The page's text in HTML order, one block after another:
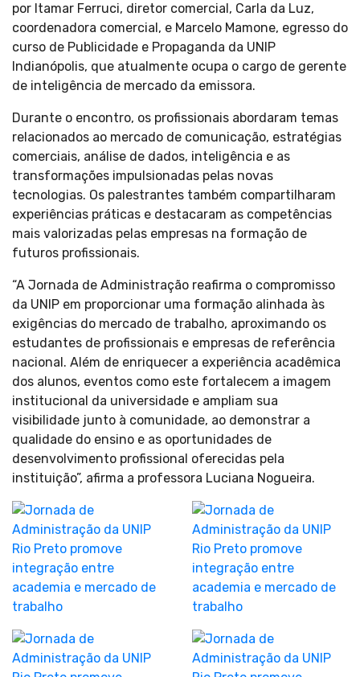
por Itamar Ferruci, diretor comercial, Carla da Luz,
coordenadora comercial, e Marcelo Mamone, egresso do
curso de Publicidade e Propaganda da UNIP
Indianópolis, que atualmente ocupa o cargo de gerente
de inteligência de mercado da emissora.
Durante o encontro, os profissionais abordaram temas
relacionados ao mercado de comunicação, estratégias
comerciais, análise de dados, inteligência e as
transformações impulsionadas pelas novas
tecnologias. Os palestrantes também compartilharam
experiências práticas e destacaram as competências
mais valorizadas pelas empresas na formação de
futuros profissionais.
“A Jornada de Administração reafirma o compromisso
da UNIP em proporcionar uma formação alinhada às
exigências do mercado de trabalho, aproximando os
estudantes de profissionais e empresas de referência
nacional. Além de enriquecer a experiência acadêmica
dos alunos, eventos como este fortalecem a imagem
institucional da universidade e ampliam sua
visibilidade junto à comunidade, ao demonstrar a
qualidade do ensino e as oportunidades de
desenvolvimento profissional oferecidas pela
instituição”, afirma a professora Luciana Nogueira.